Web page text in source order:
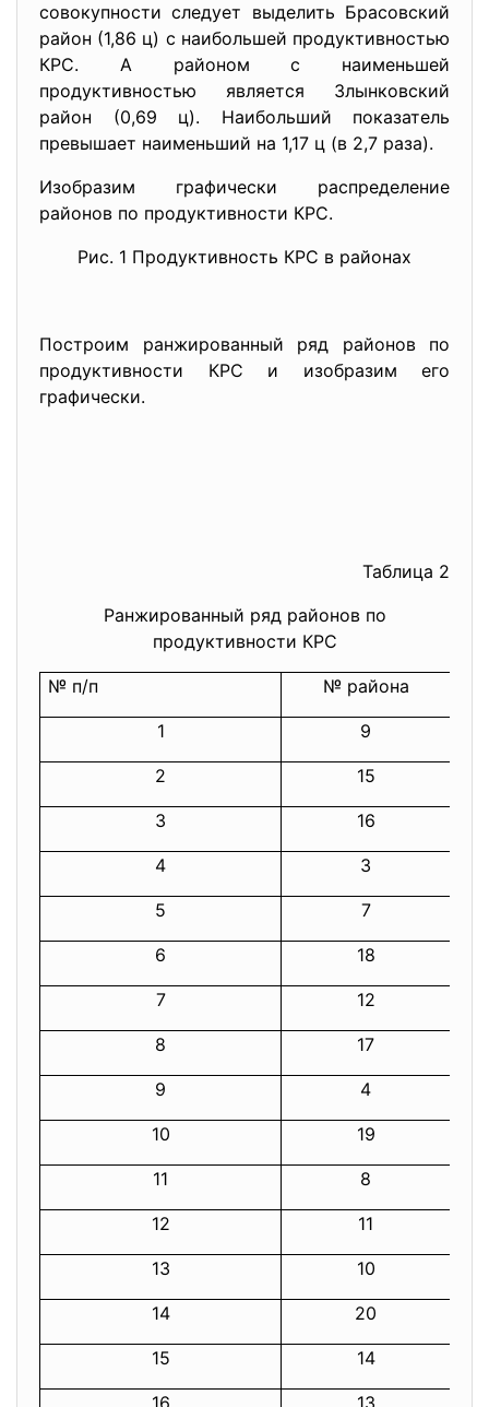
совокупности следует выделить Брасовский
район (1,86 ц) с наибольшей продуктивностью
КРС. А районом с наименьшей
продуктивностью является Злынковский
район (0,69 ц). Наибольший показатель
превышает наименьший на 1,17 ц (в 2,7 раза).
Изобразим графически распределение
районов по продуктивности КРС.
Рис. 1 Продуктивность КРС в районах
Построим ранжированный ряд районов по
продуктивности КРС и изобразим его
графически.
Таблица 2
Ранжированный ряд районов по
продуктивности КРС
№ п/п № района
1 9
2 15
3 16
4 3
5 7
6 18
7 12
8 17
9 4
10 19
11 8
12 11
13 10
14 20
15 14
16 13